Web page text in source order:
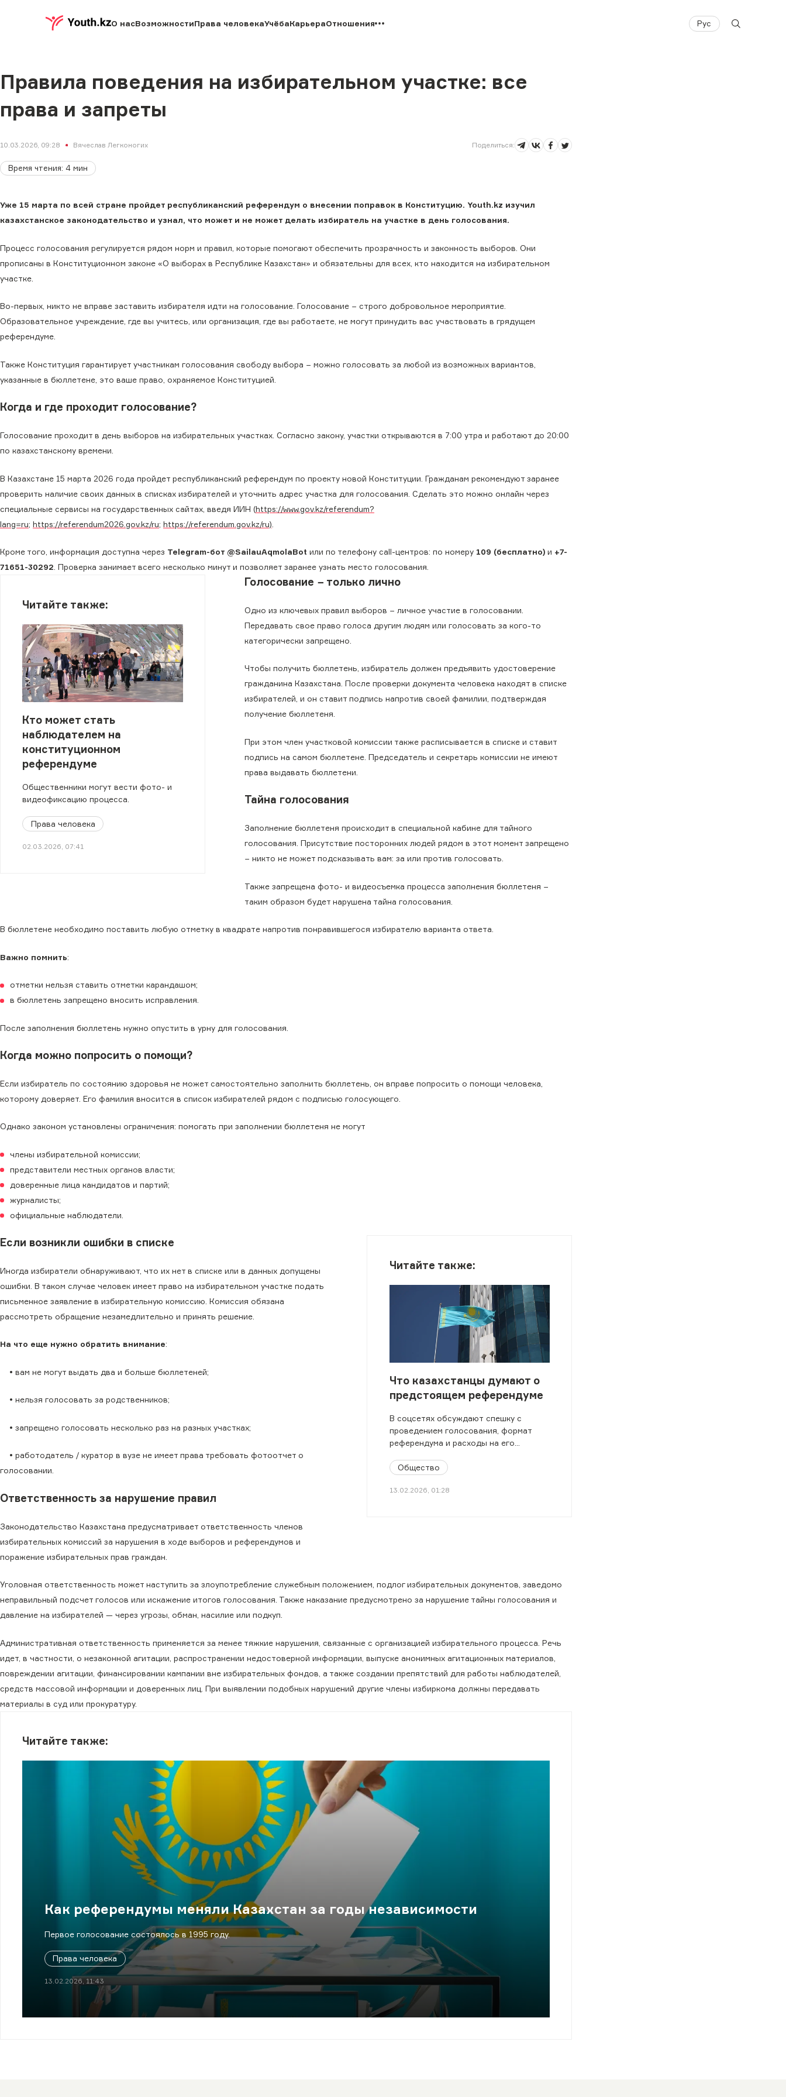
О насВозможностиПрава человекаУчёбаКарьераОтношения Рус
Правила поведения на избирательном участке: все
права и запреты
10.03.2026, 09:28 Вячеслав Легконогих Поделиться:
Время чтения: 4 мин
Уже 15 марта по всей стране пройдет республиканский референдум о внесении поправок в Конституцию. Youth.kz изучил
казахстанское законодательство и узнал, что может и не может делать избиратель на участке в день голосования.
Процесс голосования регулируется рядом норм и правил, которые помогают обеспечить прозрачность и законность выборов. Они
прописаны в Конституционном законе «О выборах в Республике Казахстан» и обязательны для всех, кто находится на избирательном
участке.
Во-первых, никто не вправе заставить избирателя идти на голосование. Голосование − строго добровольное мероприятие.
Образовательное учреждение, где вы учитесь, или организация, где вы работаете, не могут принудить вас участвовать в грядущем
референдуме.
Также Конституция гарантирует участникам голосования свободу выбора − можно голосовать за любой из возможных вариантов,
указанные в бюллетене, это ваше право, охраняемое Конституцией.
Когда и где проходит голосование?
Голосование проходит в день выборов на избирательных участках. Согласно закону, участки открываются в 7:00 утра и работают до 20:00
по казахстанскому времени.
В Казахстане 15 марта 2026 года пройдет республиканский референдум по проекту новой Конституции. Гражданам рекомендуют заранее
проверить наличие своих данных в списках избирателей и уточнить адрес участка для голосования. Сделать это можно онлайн через
специальные сервисы на государственных сайтах, введя ИИН (https://www.gov.kz/referendum?
lang=ru; https://referendum2026.gov.kz/ru; https://referendum.gov.kz/ru)
Кроме того, информация доступна через Telegram-бот @SailauAqmolaBot или по телефону call-центров: по номеру 109 (бесплатно) и +7-
71651-30292 . Проверка занимает всего несколько минут и позволяет заранее узнать место голосования.
Читайте также:
Кто может стать
наблюдателем на
конституционном
референдуме
Общественники могут вести фото- и
видеофиксацию процесса.
Права человека
02.03.2026, 07:41
Голосование − только лично
Одно из ключевых правил выборов − личное участие в голосовании.
Передавать свое право голоса другим людям или голосовать за кого-то
категорически запрещено.
Чтобы получить бюллетень, избиратель должен предъявить удостоверение
гражданина Казахстана. После проверки документа человека находят в списке
избирателей, и он ставит подпись напротив своей фамилии, подтверждая
получение бюллетеня.
При этом член участковой комиссии также расписывается в списке и ставит
подпись на самом бюллетене. Председатель и секретарь комиссии не имеют
права выдавать бюллетени.
Тайна голосования
Заполнение бюллетеня происходит в специальной кабине для тайного
голосования. Присутствие посторонних людей рядом в этот момент запрещено
− никто не может подсказывать вам: за или против голосовать.
Также запрещена фото- и видеосъемка процесса заполнения бюллетеня −
таким образом будет нарушена тайна голосования.
В бюллетене необходимо поставить любую отметку в квадрате напротив понравившегося избирателю варианта ответа.
Важно помнить:
отметки нельзя ставить отметки карандашом;
в бюллетень запрещено вносить исправления.
После заполнения бюллетень нужно опустить в урну для голосования.
Когда можно попросить о помощи?
Если избиратель по состоянию здоровья не может самостоятельно заполнить бюллетень, он вправе попросить о помощи человека,
которому доверяет. Его фамилия вносится в список избирателей рядом с подписью голосующего.
Однако законом установлены ограничения: помогать при заполнении бюллетеня не могут
члены избирательной комиссии;
представители местных органов власти;
доверенные лица кандидатов и партий;
журналисты;
официальные наблюдатели.
Читайте также:
Что казахстанцы думают о
предстоящем референдуме
В соцсетях обсуждают спешку с
проведением голосования, формат
референдума и расходы на его
Общество
13.02.2026, 01:28
Если возникли ошибки в списке
Иногда избиратели обнаруживают, что их нет в списке или в данных допущены
ошибки. В таком случае человек имеет право на избирательном участке подать
письменное заявление в избирательную комиссию. Комиссия обязана
рассмотреть обращение незамедлительно и принять решение.
На что еще нужно обратить внимание:
• вам не могут выдать два и больше бюллетеней;
• нельзя голосовать за родственников;
• запрещено голосовать несколько раз на разных участках;
• работодатель / куратор в вузе не имеет права требовать фотоотчет о
голосовании.
Ответственность за нарушение правил
Законодательство Казахстана предусматривает ответственность членов
избирательных комиссий за нарушения в ходе выборов и референдумов и
поражение избирательных прав граждан.
Уголовная ответственность может наступить за злоупотребление служебным положением, подлог избирательных документов, заведомо
неправильный подсчет голосов или искажение итогов голосования. Также наказание предусмотрено за нарушение тайны голосования и
давление на избирателей — через угрозы, обман, насилие или подкуп.
Административная ответственность применяется за менее тяжкие нарушения, связанные с организацией избирательного процесса. Речь
идет, в частности, о незаконной агитации, распространении недостоверной информации, выпуске анонимных агитационных материалов,
повреждении агитации, финансировании кампании вне избирательных фондов, а также создании препятствий для работы наблюдателей,
средств массовой информации и доверенных лиц. При выявлении подобных нарушений другие члены избиркома должны передавать
материалы в суд или прокуратуру.
Читайте также:
Как референдумы меняли Казахстан за годы независимости
Первое голосование состоялось в 1995 году.
Права человека
13.02.2026, 11:43